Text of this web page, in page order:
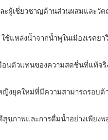
ะผู้เชี่ยวชาญด้านส่วนผสมและวั
หล่งน้ำจากน้ำพุในเมืองเรคยา
นตัวแทนของความสดชื่นที่แท้จริ
งยุคใหม่ที่มีความสามารถรอบด้
ขภาพและการดื่มน้ำอย่างเพียงพ